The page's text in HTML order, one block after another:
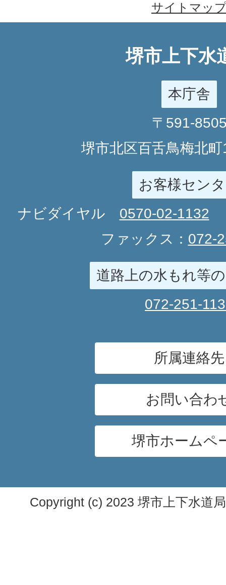
サイトマッ
堺市上下水
本庁舎
〒591-
堺市北区百舌鳥梅北
お客様セン
ナビダイヤル 0570-02-1132
ファックス： 072-
道路上の水もれ等
072-251-
所属連絡先
お問い合わ
堺市ホームペ
Copyright (c) 2023 堺市上下水道